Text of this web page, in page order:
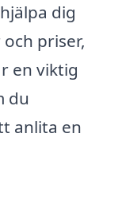
dig
priser,
en viktig
du
anlita en